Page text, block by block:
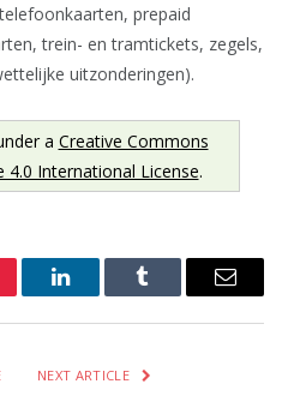
prepaid
trein- en tramtickets, zegels,
uitzonderingen).
a Creative Commons
4.0 International License.
LinkedInTumblr Email
NEXT ARTICLE